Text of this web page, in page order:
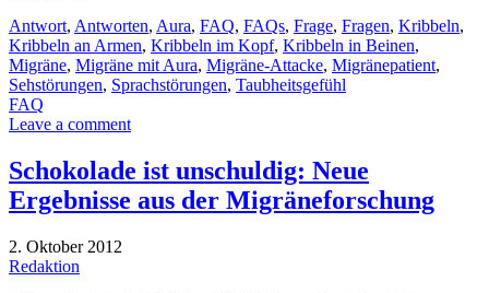
Antwort, Antworten, Aura, FAQ, FAQs, Frage, Fragen, Kribbeln,
Kribbeln an Armen, Kribbeln im Kopf, Kribbeln in Beinen,
Migräne, Migräne mit Aura, Migräne-Attacke, Migränepatient,
Sehstörungen, Sprachstörungen, Taubheitsgefühl
FAQ
Leave a comment
Schokolade ist unschuldig: Neue
Ergebnisse aus der Migräneforschung
2. Oktober 2012
Redaktion